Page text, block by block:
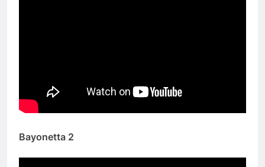
Bayonetta 2